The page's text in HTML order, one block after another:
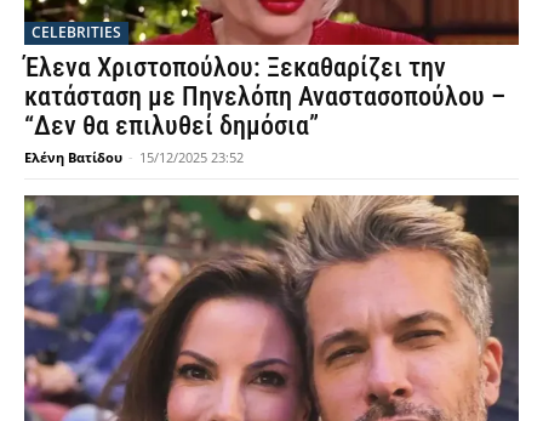
CELEBRITIES
Έλενα Χριστοπούλου: Ξεκαθαρίζει την
κατάσταση με Πηνελόπη Αναστασοπούλου –
“Δεν θα επιλυθεί δημόσια”
Ελένη Βατίδου - 15/12/2025 23:52